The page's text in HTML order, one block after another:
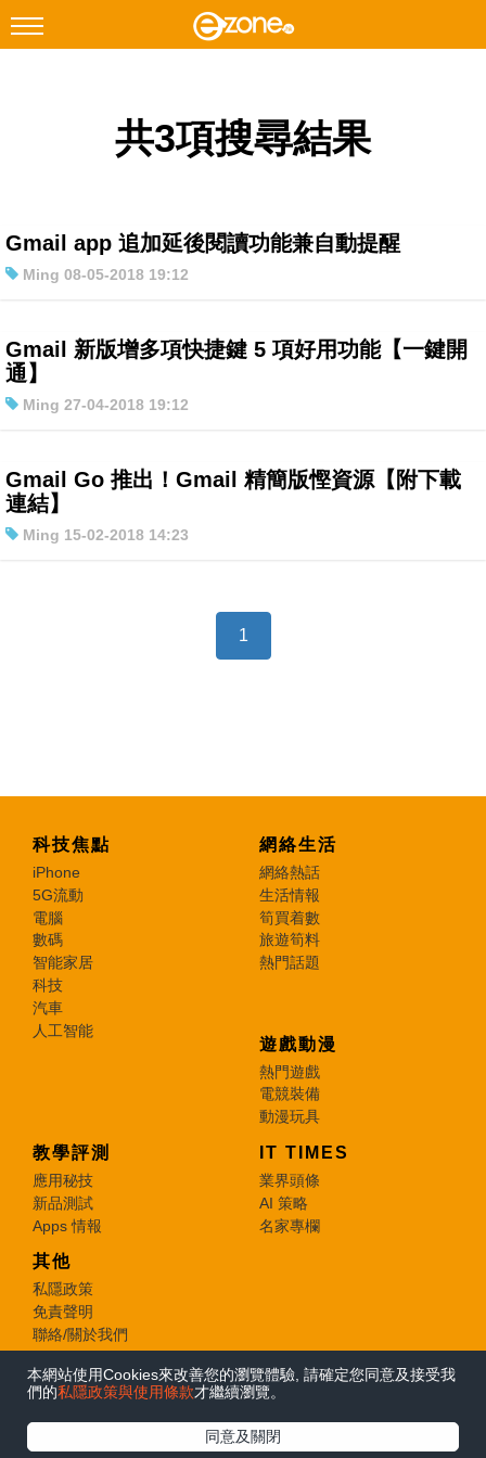
Instagram
EduTech
IT Times
Enterprise Digital Transformation
特集
共3項搜尋結果
Gmail app 追加延後閱讀功能兼自動提醒
Ming 08-05-2018 19:12
Gmail 新版增多項快捷鍵 5 項好用功能【一鍵開
通】
Ming 27-04-2018 19:12
Gmail Go 推出！Gmail 精簡版慳資源【附下載
連結】
Ming 15-02-2018 14:23
1
科技焦點
iPhone
5G流動
電腦
數碼
智能家居
科技
汽車
人工智能
網絡生活
網絡熱話
生活情報
筍買着數
旅遊筍料
熱門話題
遊戲動漫
熱門遊戲
電競裝備
動漫玩具
教學評測
應用秘技
新品測試
Apps 情報
IT TIMES
業界頭條
AI 策略
名家專欄
其他
私隱政策
免責聲明
聯絡/關於我們
© 2026 e-zone. All Rights Reserved.
本網站使用Cookies來改善您的瀏覽體驗, 請確定您同意及接受我
們的私隱政策與使用條款才繼續瀏覽。
同意及關閉